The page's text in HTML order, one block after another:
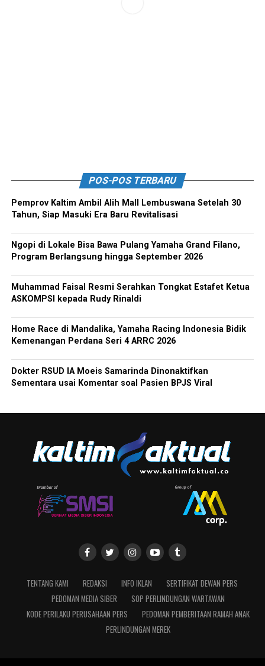
POS-POS TERBARU
Pemprov Kaltim Ambil Alih Mall Lembuswana Setelah 30
Tahun, Siap Masuki Era Baru Revitalisasi
Ngopi di Lokale Bisa Bawa Pulang Yamaha Grand Filano,
Program Berlangsung hingga September 2026
Muhammad Faisal Resmi Serahkan Tongkat Estafet Ketua
ASKOMPSI kepada Rudy Rinaldi
Home Race di Mandalika, Yamaha Racing Indonesia Bidik
Kemenangan Perdana Seri 4 ARRC 2026
Dokter RSUD IA Moeis Samarinda Dinonaktifkan
Sementara usai Komentar soal Pasien BPJS Viral
TENTANG KAMI REDAKSI INFO IKLAN
SERTIFIKAT DEWAN PERS
PEDOMAN MEDIA SIBER
SOP PERLINDUNGAN WARTAWAN
KODE PERILAKU PERUSAHAAN PERS
PEDOMAN PEMBERITAAN RAMAH ANAK
PERLINDUNGAN MEREK